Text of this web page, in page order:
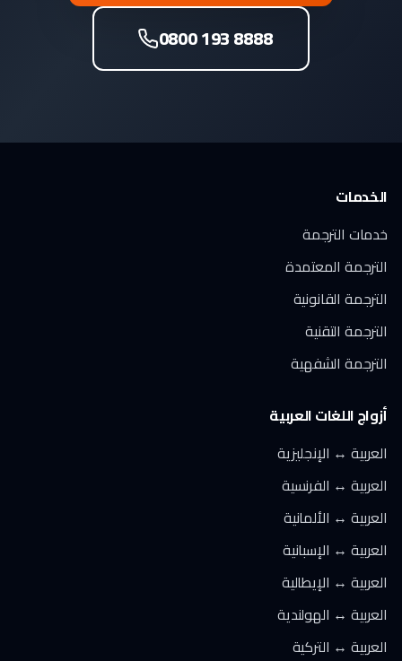
0800 193 8888
الخدمات
خدمات الترجمة
الترجمة المعتمدة
الترجمة القانونية
الترجمة التقنية
الترجمة الشفهية
أزواج اللغات العربية
العربية ↔ الإنجليزية
العربية ↔ الفرنسية
العربية ↔ الألمانية
العربية ↔ الإسبانية
العربية ↔ الإيطالية
العربية ↔ الهولندية
العربية ↔ التركية